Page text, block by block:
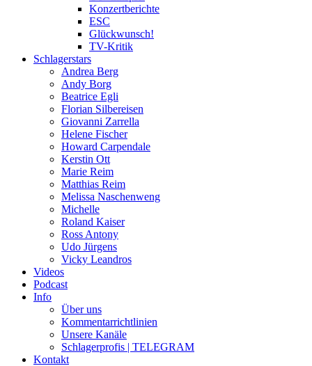
Konzertberichte
ESC
Glückwunsch!
TV-Kritik
Schlagerstars
Andrea Berg
Andy Borg
Beatrice Egli
Florian Silbereisen
Giovanni Zarrella
Helene Fischer
Howard Carpendale
Kerstin Ott
Marie Reim
Matthias Reim
Melissa Naschenweng
Michelle
Roland Kaiser
Ross Antony
Udo Jürgens
Vicky Leandros
Videos
Podcast
Info
Über uns
Kommentarrichtlinien
Unsere Kanäle
Schlagerprofis | TELEGRAM
Kontakt